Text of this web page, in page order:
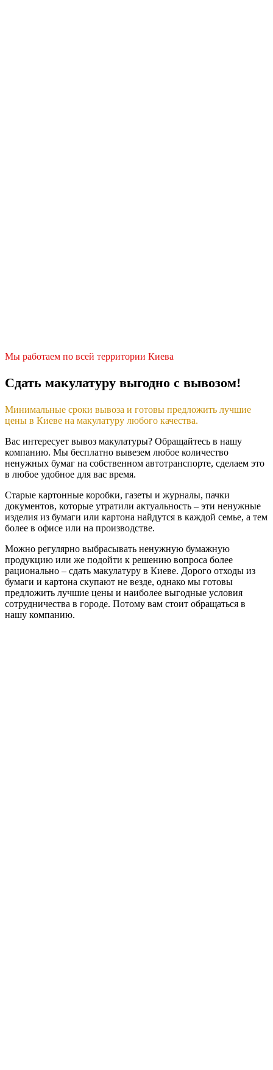
Мы работаем по всей территории Киева
Сдать макулатуру выгодно с вывозом!
Минимальные сроки вывоза и готовы предложить лучшие
цены в Киеве на макулатуру любого качества.
Вас интересует вывоз макулатуры? Обращайтесь в нашу
компанию. Мы бесплатно вывезем любое количество
ненужных бумаг на собственном автотранспорте, сделаем это
в любое удобное для вас время.
Старые картонные коробки, газеты и журналы, пачки
документов, которые утратили актуальность – эти ненужные
изделия из бумаги или картона найдутся в каждой семье, а тем
более в офисе или на производстве.
Можно регулярно выбрасывать ненужную бумажную
продукцию или же подойти к решению вопроса более
рационально – сдать макулатуру в Киеве. Дорого отходы из
бумаги и картона скупают не везде, однако мы готовы
предложить лучшие цены и наиболее выгодные условия
сотрудничества в городе. Потому вам стоит обращаться в
нашу компанию.